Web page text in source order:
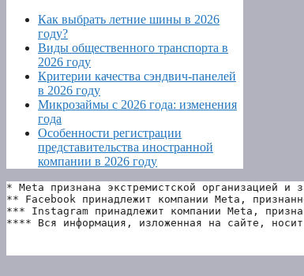
Как выбрать летние шины в 2026
году?
Виды общественного транспорта в
2026 году
Критерии качества сэндвич-панелей
в 2026 году
Микрозаймы с 2026 года: изменения
года
Особенности регистрации
представительства иностранной
компании в 2026 году
* Meta признана экстремистской организацией и
** Facebook принадлежит компании Meta,
*** Instagram принадлежит компании Meta,
**** Вся информация, изложенная на сайте, носит